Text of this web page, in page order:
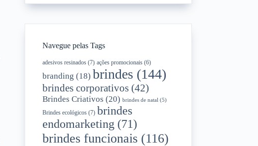
Navegue pelas Tags
adesivos resinados(7) ações promocionais(6)
branding (18) brindes (144)
brindes corporativos(42)
Brindes Criativos (20) brindes de natal (5)
Brindes ecológicos(7) brindes
endomarketing (71)
brindes funcionais(116)